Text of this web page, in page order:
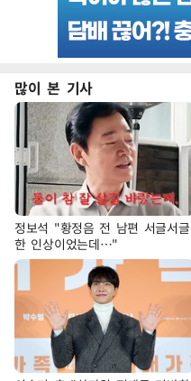
많이 본 기사
정보석 "황정음 전 남편 서글서글
한 인상이었는데…"